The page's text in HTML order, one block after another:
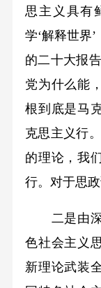
思主义具有
学‘解释世界
的二十大报
党为什么能
根到底是马
克思主义行
的理论，我
行。对于思
二是由深
色社会主义
新理论武装